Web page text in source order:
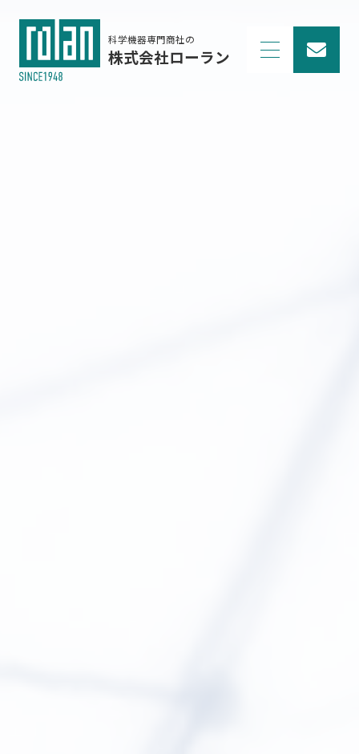
科学機器専門商社の
株式会社ローラン